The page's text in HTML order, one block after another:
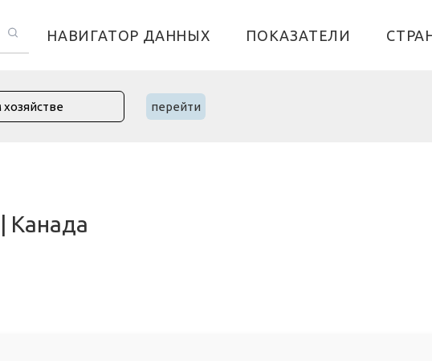
НАВИГАТОР ДАННЫХ ПОКАЗАТЕЛИ
перейти
Канада